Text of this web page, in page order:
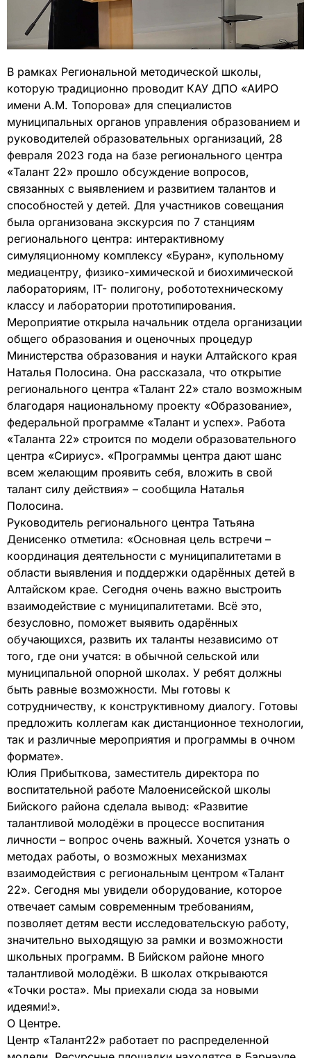
В рамках Региональной методической школы,
которую традиционно проводит КАУ ДПО «АИРО
имени А.М. Топорова» для специалистов
муниципальных органов управления образованием и
руководителей образовательных организаций, 28
февраля 2023 года на базе регионального центра
«Талант 22» прошло обсуждение вопросов,
связанных с выявлением и развитием талантов и
способностей у детей. Для участников совещания
была организована экскурсия по 7 станциям
регионального центра: интерактивному
симуляционному комплексу «Буран», купольному
медиацентру, физико-химической и биохимической
лабораториям, IT- полигону, робототехническому
классу и лаборатории прототипирования.
Мероприятие открыла начальник отдела организации
общего образования и оценочных процедур
Министерства образования и науки Алтайского края
Наталья Полосина. Она рассказала, что открытие
регионального центра «Талант 22» стало возможным
благодаря национальному проекту «Образование»,
федеральной программе «Талант и успех». Работа
«Таланта 22» строится по модели образовательного
центра «Сириус». «Программы центра дают шанс
всем желающим проявить себя, вложить в свой
талант силу действия» – сообщила Наталья
Полосина.
Руководитель регионального центра Татьяна
Денисенко отметила: «Основная цель встречи –
координация деятельности с муниципалитетами в
области выявления и поддержки одарённых детей в
Алтайском крае. Сегодня очень важно выстроить
взаимодействие с муниципалитетами. Всё это,
безусловно, поможет выявить одарённых
обучающихся, развить их таланты независимо от
того, где они учатся: в обычной сельской или
муниципальной опорной школах. У ребят должны
быть равные возможности. Мы готовы к
сотрудничеству, к конструктивному диалогу. Готовы
предложить коллегам как дистанционное технологии,
так и различные мероприятия и программы в очном
формате».
Юлия Прибыткова, заместитель директора по
воспитательной работе Малоенисейской школы
Бийского района сделала вывод: «Развитие
талантливой молодёжи в процессе воспитания
личности – вопрос очень важный. Хочется узнать о
методах работы, о возможных механизмах
взаимодействия с региональным центром «Талант
22». Сегодня мы увидели оборудование, которое
отвечает самым современным требованиям,
позволяет детям вести исследовательскую работу,
значительно выходящую за рамки и возможности
школьных программ. В Бийском районе много
талантливой молодёжи. В школах открываются
«Точки роста». Мы приехали сюда за новыми
идеями!».
О Центре.
Центр «Талант22» работает по распределенной